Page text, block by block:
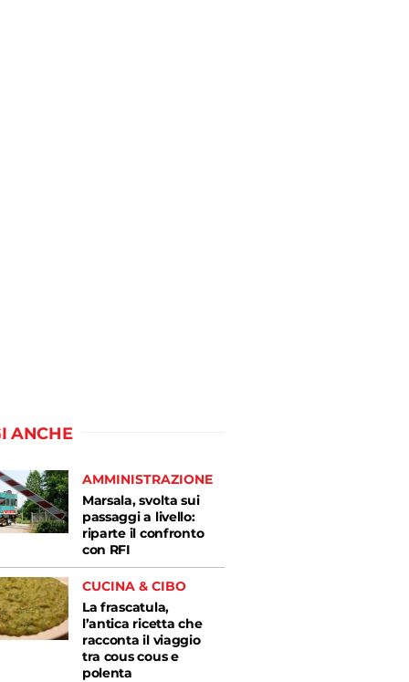
ANCHE
AMMINISTRAZIONE
Marsala, svolta sui
passaggi a livello:
riparte il confronto
con RFI
CUCINA & CIBO
La frascatula,
l’antica ricetta che
racconta il viaggio
tra cous cous e
polenta